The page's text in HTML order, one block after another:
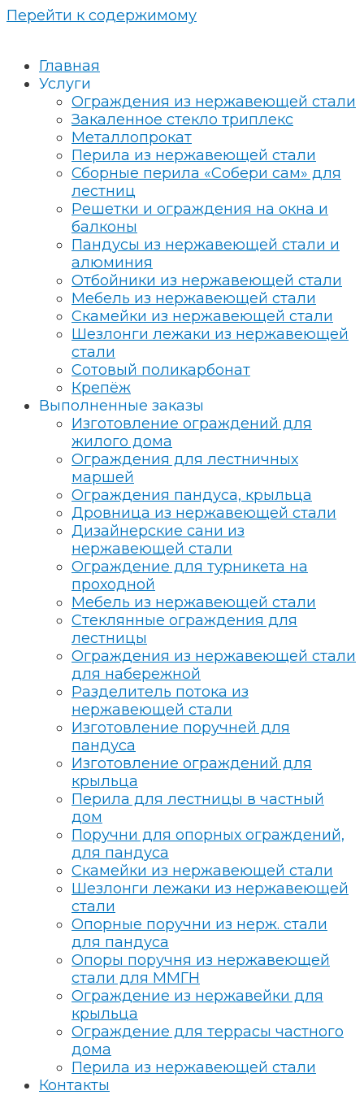
Перейти к содержимому
Главная
Услуги
Ограждения из нержавеющей стали
Закаленное стекло триплекс
Металлопрокат
Перила из нержавеющей стали
Сборные перила «Собери сам» для
лестниц
Решетки и ограждения на окна и
балконы
Пандусы из нержавеющей стали и
алюминия
Отбойники из нержавеющей стали
Мебель из нержавеющей стали
Скамейки из нержавеющей стали
Шезлонги лежаки из нержавеющей
стали
Сотовый поликарбонат
Крепёж
Выполненные заказы
Изготовление ограждений для
жилого дома
Ограждения для лестничных
маршей
Ограждения пандуса, крыльца
Дровница из нержавеющей стали
Дизайнерские сани из
нержавеющей стали
Ограждение для турникета на
проходной
Мебель из нержавеющей стали
Стеклянные ограждения для
лестницы
Ограждения из нержавеющей стали
для набережной
Разделитель потока из
нержавеющей стали
Изготовление поручней для
пандуса
Изготовление ограждений для
крыльца
Перила для лестницы в частный
дом
Поручни для опорных ограждений,
для пандуса
Скамейки из нержавеющей стали
Шезлонги лежаки из нержавеющей
стали
Опорные поручни из нерж. стали
для пандуса
Опоры поручня из нержавеющей
стали для ММГН
Ограждение из нержавейки для
крыльца
Ограждение для террасы частного
дома
Перила из нержавеющей стали
Контакты